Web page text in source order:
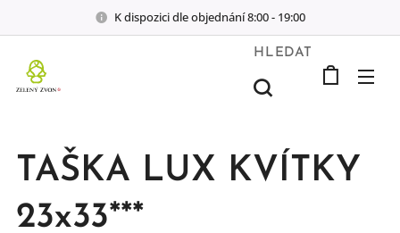
K dispozici dle objednání 8:00 - 19:00
HLEDAT
TAŠKA LUX KVÍTKY
23x33***